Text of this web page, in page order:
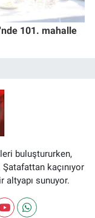
101. mahalle
buluştururken,
kaçınıyor
altyapı sunuyor.